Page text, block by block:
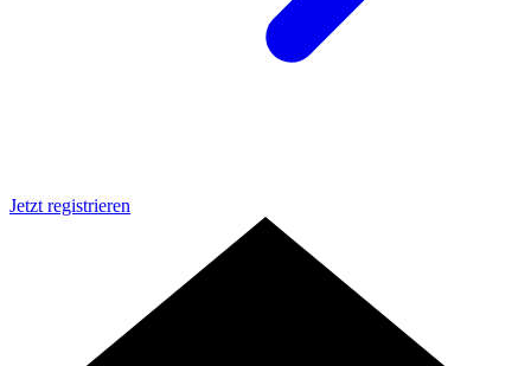
Jetzt registrieren